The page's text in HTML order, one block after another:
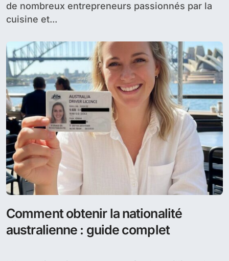
de nombreux entrepreneurs passionnés par la
cuisine et...
Comment obtenir la nationalité
australienne : guide complet